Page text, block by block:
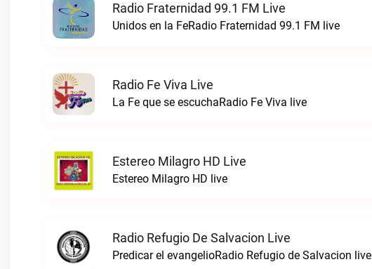
Radio Fraternidad 99.1 FM Live
Unidos en la FeRadio Fraternidad 99.1 FM live
Radio Fe Viva Live
La Fe que se escuchaRadio Fe Viva live
Estereo Milagro HD Live
Estereo Milagro HD live
Radio Refugio De Salvacion Live
Predicar el evangelioRadio Refugio de Salvacion live